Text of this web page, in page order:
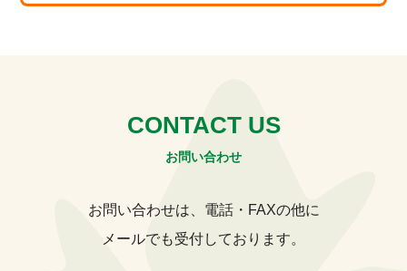
CONTACT US
お問い合わせ
お問い合わせは、電話・FAXの他に
メールでも受付しております。